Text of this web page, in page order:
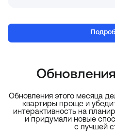
Обновления этого месяца
квартиры проще и
интерактивность на
и придумали новые
с лучшей